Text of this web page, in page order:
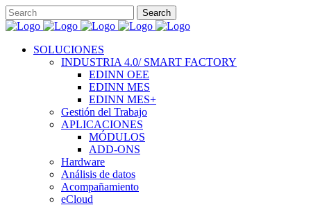
SOLUCIONES
INDUSTRIA 4.0/ SMART FACTORY
EDINN OEE
EDINN MES
EDINN MES+
Gestión del Trabajo
APLICACIONES
MÓDULOS
ADD-ONS
Hardware
Análisis de datos
Acompañamiento
eCloud